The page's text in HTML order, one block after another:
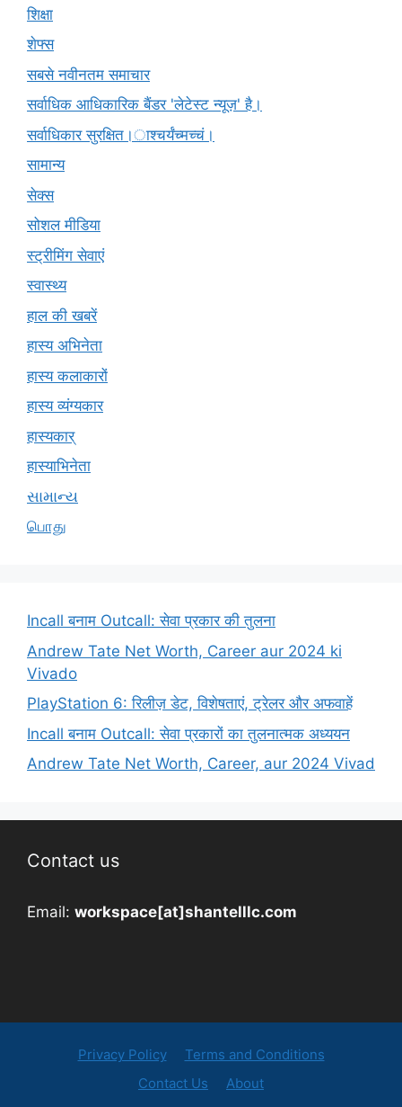
शिक्षा
शेफ्स
सबसे नवीनतम समाचार
सर्वाधिक आधिकारिक बैंडर 'लेटेस्ट न्यूज़' है।
सर्वाधिकार सुरक्षित।ाश्चर्यंच्मच्चं।
सामान्य
सेक्स
सोशल मीडिया
स्ट्रीमिंग सेवाएं
स्वास्थ्य
हाल की खबरें
हास्य अभिनेता
हास्य कलाकारों
हास्य व्यंग्यकार
हास्यकार्
हास्याभिनेता
સામાન્ય
பொது
Incall बनाम Outcall: सेवा प्रकार की तुलना
Andrew Tate Net Worth, Career aur 2024 ki
Vivado
PlayStation 6: रिलीज़ डेट, विशेषताएं, ट्रेलर और अफवाहें
Incall बनाम Outcall: सेवा प्रकारों का तुलनात्मक अध्ययन
Andrew Tate Net Worth, Career, aur 2024 Vivad
Contact us
Email: workspace[at]shantelllc.com
Privacy Policy
Terms and Conditions
Contact Us
About